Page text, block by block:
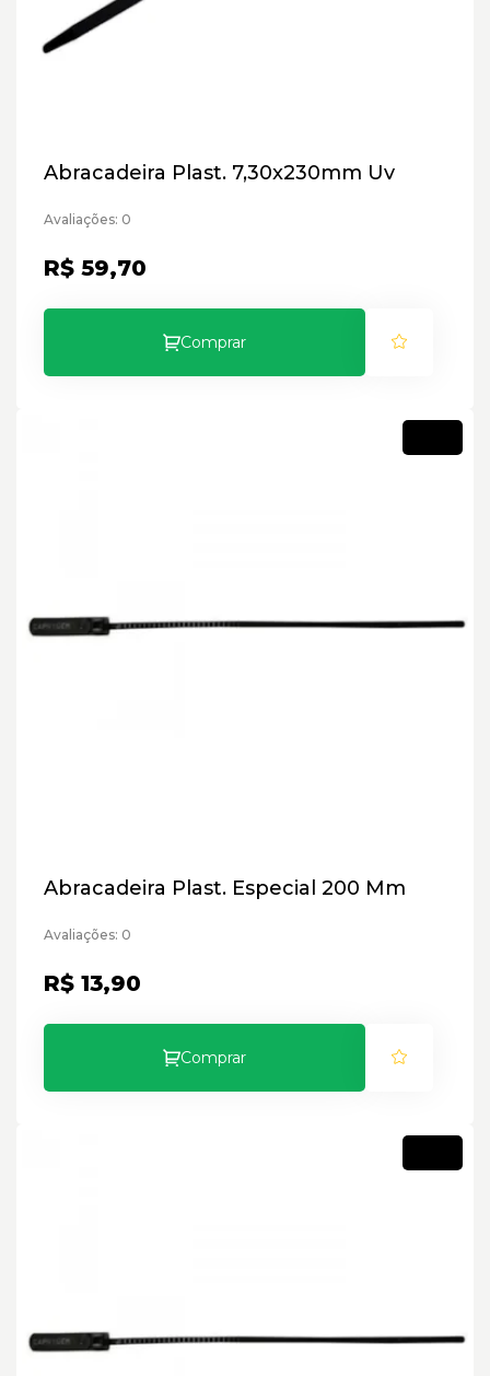
Abracadeira Plast. 7,30x230mm Uv
Avaliações: 0
R$ 59,70
Comprar
Abracadeira Plast. Especial 200 Mm
Avaliações: 0
R$ 13,90
Comprar